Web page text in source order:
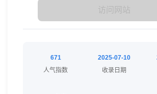
访问网站
671
人气指数
2025-07-10
收录日期